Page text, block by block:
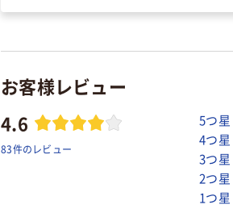
お客様レビュー
4.6
83件のレビュー
5つ星
4つ星
3つ星
2つ星
1つ星